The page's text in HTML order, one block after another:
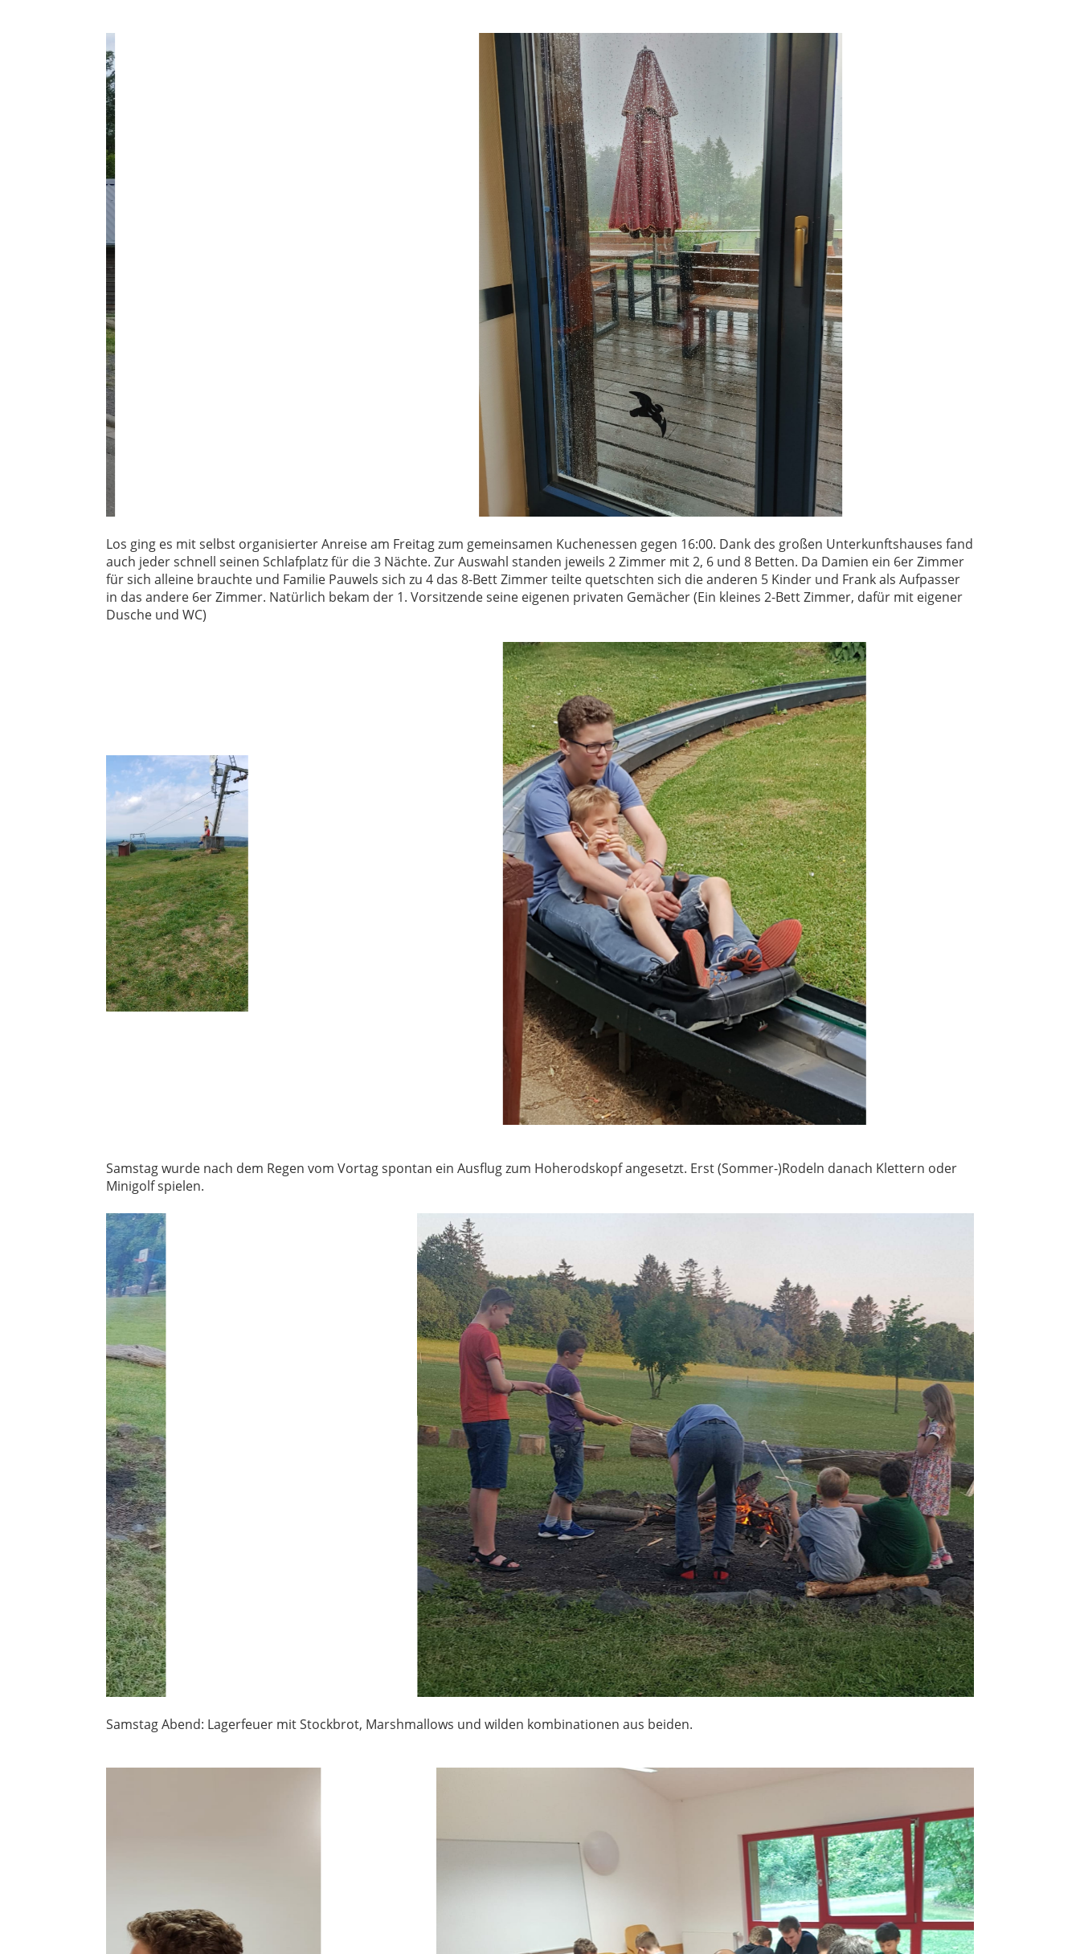
Los ging es mit selbst organisierter Anreise am Freitag zum gemeinsamen Kuchenessen gegen 16:00. Dank des großen Unterkunftshauses fand
auch jeder schnell seinen Schlafplatz für die 3 Nächte. Zur Auswahl standen jeweils 2 Zimmer mit 2, 6 und 8 Betten. Da Damien ein 6er Zimmer
für sich alleine brauchte und Familie Pauwels sich zu 4 das 8-Bett Zimmer teilte quetschten sich die anderen 5 Kinder und Frank als Aufpasser
in das andere 6er Zimmer. Natürlich bekam der 1. Vorsitzende seine eigenen privaten Gemächer (Ein kleines 2-Bett Zimmer, dafür mit eigener
Dusche und WC)
Samstag wurde nach dem Regen vom Vortag spontan ein Ausflug zum Hoherodskopf angesetzt. Erst (Sommer-)Rodeln danach Klettern oder
Minigolf spielen.
Samstag Abend: Lagerfeuer mit Stockbrot, Marshmallows und wilden kombinationen aus beiden.